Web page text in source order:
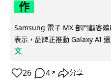
作
Samsung 電子 MX 部門顧客
表示，品牌正推動 Galaxy AI
文
26 4 ↗ 分享